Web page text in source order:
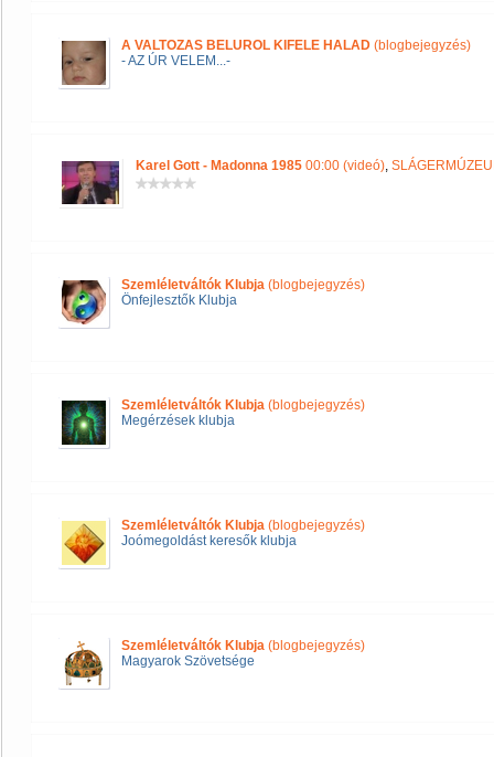
A VALTOZAS BELUROL KIFELE HALAD (blogbejegyzés)
- AZ ÚR VELEM...-
Karel Gott - Madonna 1985 00:00 (videó),
Szemléletváltók Klubja (blogbejegyzés)
Önfejlesztők Klubja
Szemléletváltók Klubja (blogbejegyzés)
Megérzések klubja
Szemléletváltók Klubja (blogbejegyzés)
Joómegoldást keresők klubja
Szemléletváltók Klubja (blogbejegyzés)
Magyarok Szövetsége